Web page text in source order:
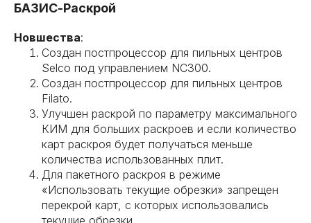
БАЗИС-Раскрой
Новшества:
Создан постпроцессор для пильных центров
Selco под управлением NC300.
Создан постпроцессор для пильных центров
Filato.
Улучшен раскрой по параметру максимального
КИМ для больших раскроев и если количество
карт раскроя будет получаться меньше
количества использованных плит.
Для пакетного раскроя в режиме
«Использовать текущие обрезки» запрещен
перекрой карт, с которых использовались
текущие обрезки.